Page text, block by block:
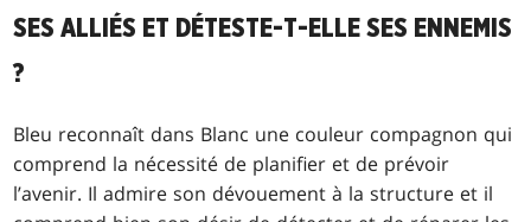
SES ALLIÉS ET DÉTESTE-T-ELLE SES ENNEMIS
?
Bleu reconnaît dans Blanc une couleur compagnon qui
comprend la nécessité de planifier et de prévoir
l’avenir. Il admire son dévouement à la structure et il